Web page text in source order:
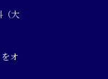
（大
オ